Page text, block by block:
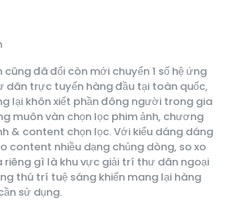
cũng đã đổi còn mới chuyển 1 số hệ ứng
dãn trực tuyến hàng đầu tại toàn quốc,
lại khôn xiết phần đông người trong gia
muôn vàn chọn lọc phim ảnh, chương
& content chọn lọc. Với kiểu dáng dáng
content nhiều dạng chủng dòng, so xo
riêng gì là khu vực giải trí thư dãn ngoại
thú trí tuệ sáng khiến mang lại hàng
sử dụng.